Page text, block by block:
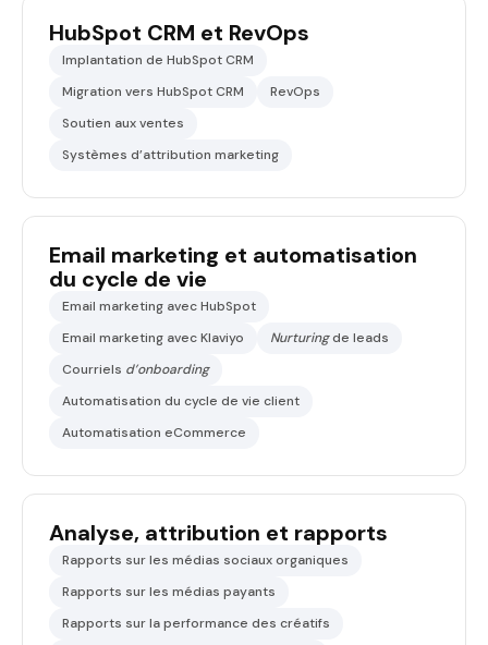
HubSpot CRM et RevOps
Implantation de HubSpot CRM
Migration vers HubSpot CRM
RevOps
Soutien aux ventes
Systèmes d’attribution marketing
Email marketing et automatisation
du cycle de vie
Email marketing avec HubSpot
Email marketing avec Klaviyo
Nurturingde leads
Courriels d’onboarding
Automatisation du cycle de vie client
Automatisation eCommerce
Analyse, attribution et rapports
Rapports sur les médias sociaux organiques
Rapports sur les médias payants
Rapports sur la performance des créatifs